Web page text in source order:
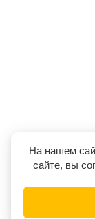
На нашем
сайте, вы